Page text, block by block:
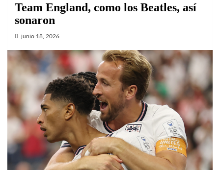
Team England, como los Beatles, así
sonaron
junio 18, 2026